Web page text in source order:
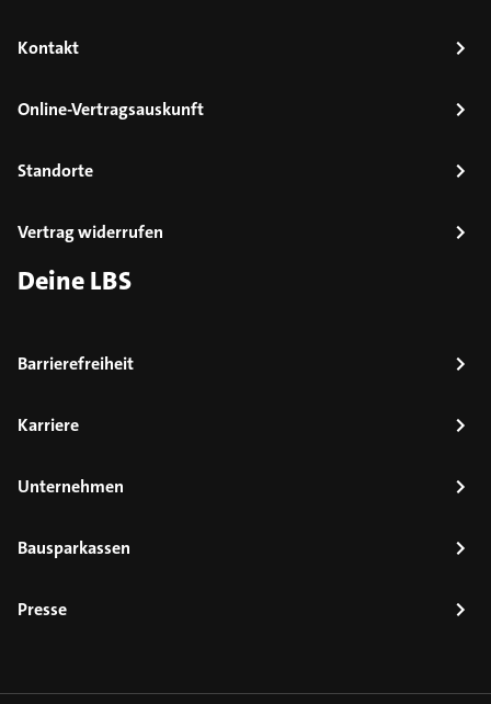
Kontakt
Online-Vertragsauskunft
Standorte
Vertrag widerrufen
Deine LBS
Barrierefreiheit
Karriere
Unternehmen
Bausparkassen
Presse